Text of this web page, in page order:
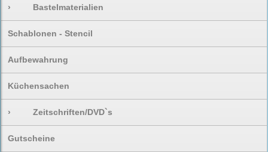
› Bastelmaterialien
Schablonen - Stencil
Aufbewahrung
Küchensachen
› Zeitschriften/DVD`s
Gutscheine